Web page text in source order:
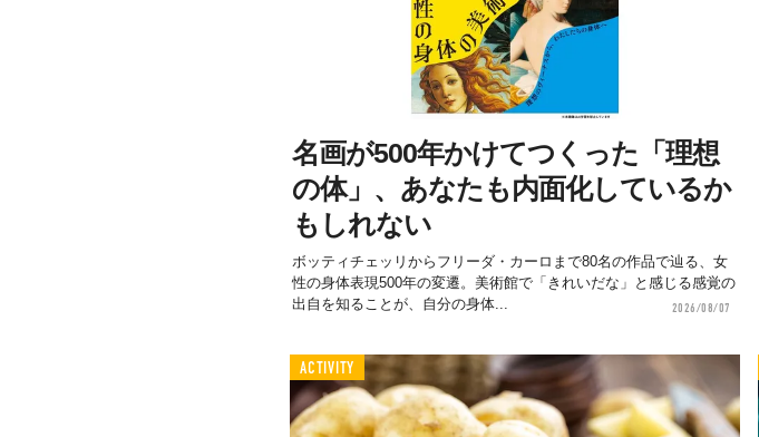
名画が500年かけてつくった「理想
の体」、あなたも内面化しているか
もしれない
ボッティチェッリからフリーダ・カーロまで80名の作品で辿る、女
性の身体表現500年の変遷。美術館で「きれいだな」と感じる感覚の
出自を知ることが、自分の身体...
2026/08/07
ACTIVITY